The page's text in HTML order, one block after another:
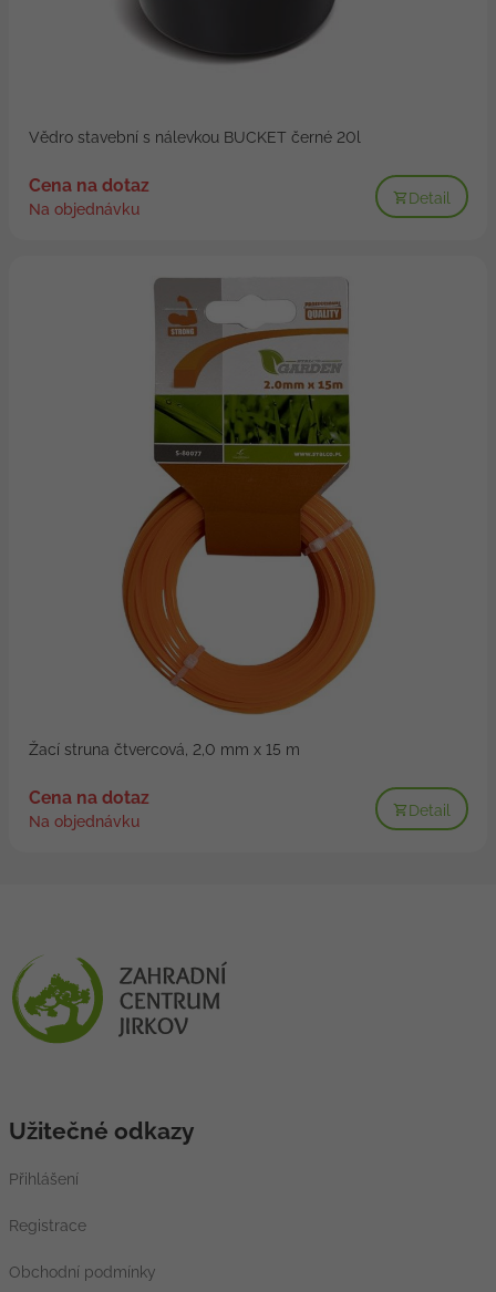
Vědro stavební s nálevkou BUCKET černé 20l
Cena na dotaz
Na objednávku
Detail
Žací struna čtvercová, 2,0 mm x 15 m
Cena na dotaz
Na objednávku
Detail
Užitečné odkazy
Přihlášení
Registrace
Obchodní podmínky